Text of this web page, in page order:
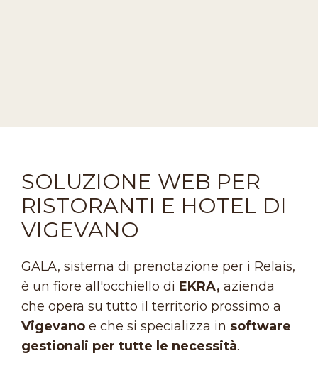
SOLUZIONE WEB PER
RISTORANTI E HOTEL DI
VIGEVANO
GALA, sistema di prenotazione per i Relais,
è un fiore all'occhiello di EKRA, azienda
che opera su tutto il territorio prossimo a
Vigevano e che si specializza in software
gestionali per tutte le necessità.